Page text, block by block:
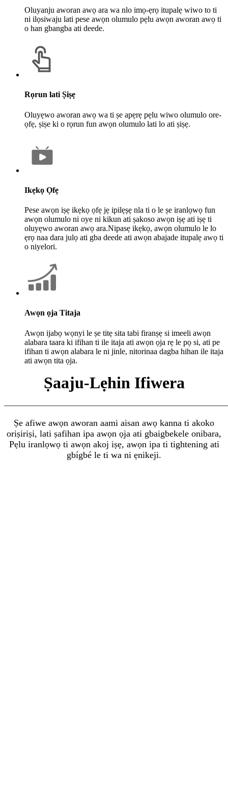
Oluyanju aworan awọ ara wa nlo imọ-ẹrọ itupalẹ wiwo to ti
ni ilọsiwaju lati pese awọn olumulo pẹlu awọn aworan awọ ti
o han gbangba ati deede.
Rọrun lati Ṣiṣẹ
Oluyẹwo aworan awọ wa ti ṣe apẹrẹ pẹlu wiwo olumulo ore-
ọfẹ, ṣiṣe ki o rọrun fun awọn olumulo lati lo ati ṣiṣẹ.
Ikẹkọ Ọfẹ
Pese awọn iṣẹ ikẹkọ ọfẹ jẹ ipilẹṣẹ nla ti o le ṣe iranlọwọ fun
awọn olumulo ni oye ni kikun ati ṣakoso awọn iṣẹ ati iṣẹ ti
oluyẹwo aworan awọ ara.Nipasẹ ikẹkọ, awọn olumulo le lo
ẹrọ naa dara julọ ati gba deede ati awọn abajade itupalẹ awọ ti
o niyelori.
Awọn ọja Titaja
Awọn ijabọ wọnyi le ṣe titẹ sita tabi firanṣẹ si imeeli awọn
alabara taara ki ifihan ti ile itaja ati awọn ọja rẹ le pọ si, ati pe
ifihan ti awọn alabara le ni jinle, nitorinaa dagba hihan ile itaja
ati awọn tita ọja.
Ṣaaju-Lẹhin Ifiwera
Ṣe afiwe awọn aworan aami aisan awọ kanna ti akoko
oriṣiriṣi, lati ṣafihan ipa awọn ọja ati gbaigbekele onibara,
Pẹlu iranlọwọ ti awọn akoj iṣẹ, awọn ipa ti tightening ati
gbígbé le ti wa ni ẹnikeji.